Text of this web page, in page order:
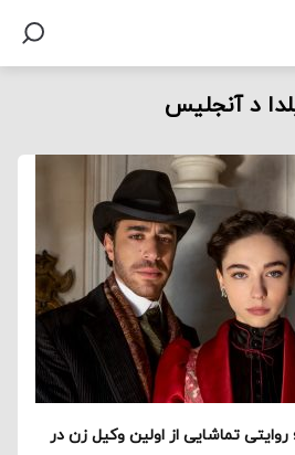
د آنجلیس
روایتی تماشایی از اولین وکیل زن در